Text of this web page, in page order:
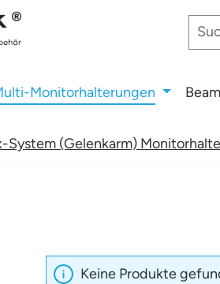
Monitorhalterungen
System (Gelenkarm)
Keine Produkte